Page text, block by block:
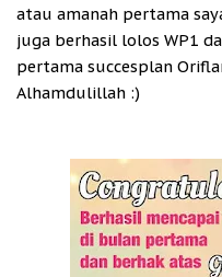
atau amanah pertama
juga berhasil lolos WP1
pertama succesplan
Alhamdulillah :)